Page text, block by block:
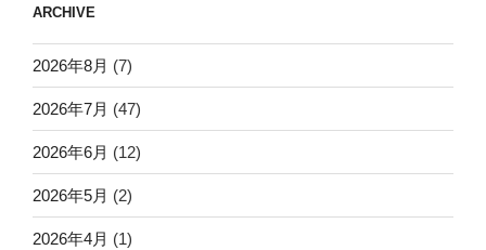
ARCHIVE
2026年8月 (7)
2026年7月 (47)
2026年6月 (12)
2026年5月 (2)
2026年4月 (1)